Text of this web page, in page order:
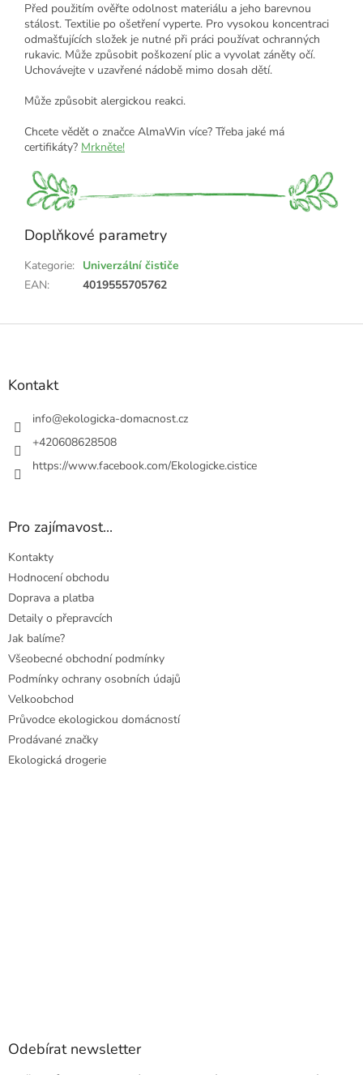
Před použitím ověřte odolnost materiálu a jeho barevnou
stálost. Textilie po ošetření vyperte. Pro vysokou koncentraci
odmašťujících složek je nutné při práci používat ochranných
rukavic. Může způsobit poškození plic a vyvolat záněty očí.
Uchovávejte v uzavřené nádobě mimo dosah dětí.
Může způsobit alergickou reakci.
Chcete vědět o značce AlmaWin více? Třeba jaké má
certifikáty? Mrkněte!
Doplňkové parametry
Kategorie: Univerzální čističe
EAN: 4019555705762
Z
Kontakt
info@ekologicka-domacnost.cz
+420608628508
https://www.facebook.com/Ekologicke.cistice
Pro zajímavost...
Kontakty
Hodnocení obchodu
Doprava a platba
Detaily o přepravcích
Jak balíme?
Všeobecné obchodní podmínky
Podmínky ochrany osobních údajů
Velkoobchod
Průvodce ekologickou domácností
Prodávané značky
Ekologická drogerie
Odebírat newsletter